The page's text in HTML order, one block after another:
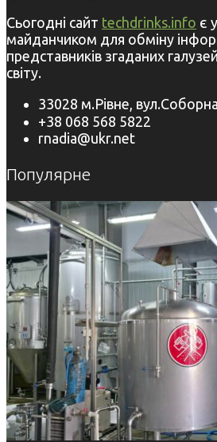
Сьогодні сайт techdrinks.info є
майданчиком для обміну
представників згаданих
світу.
33028 м.Рівне,
+38 068 568 5822
rnadia@ukr.net
Популярне